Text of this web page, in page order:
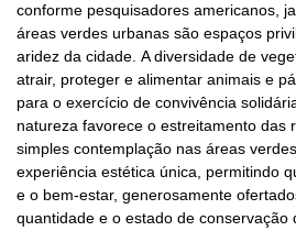
conforme pesquisadores americanos,
áreas verdes urbanas são espaços
aridez da cidade. A diversidade de
atrair, proteger e alimentar animais e
para o exercício de convivência
natureza favorece o estreitamento das
simples contemplação nas áreas
experiência estética única, permitindo
e o bem-estar, generosamente
quantidade e o estado de conservação